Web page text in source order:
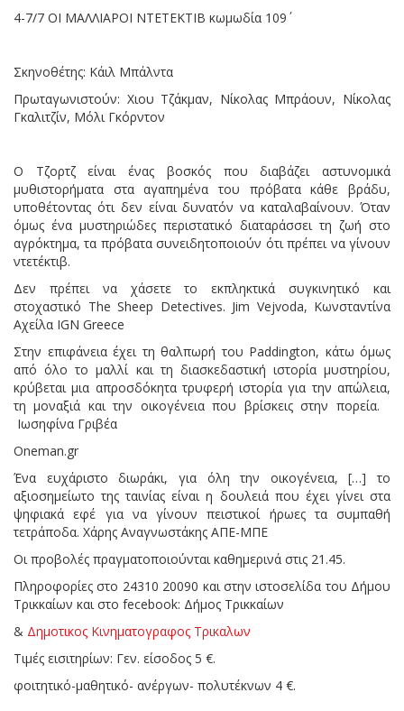
4-7/7 ΟΙ ΜΑΛΛΙΑΡΟΙ ΝΤΕΤΕΚΤΙΒ κωμωδία 109΄
Σκηνοθέτης: Κάιλ Μπάλντα
Πρωταγωνιστούν: Χιου Τζάκμαν, Νίκολας Μπράουν, Νίκολας
Γκαλιτζίν, Μόλι Γκόρντον
Ο Τζορτζ είναι ένας βοσκός που διαβάζει αστυνομικά
μυθιστορήματα στα αγαπημένα του πρόβατα κάθε βράδυ,
υποθέτοντας ότι δεν είναι δυνατόν να καταλαβαίνουν. Όταν
όμως ένα μυστηριώδες περιστατικό διαταράσσει τη ζωή στο
αγρόκτημα, τα πρόβατα συνειδητοποιούν ότι πρέπει να γίνουν
ντετέκτιβ.
Δεν πρέπει να χάσετε το εκπληκτικά συγκινητικό και
στοχαστικό The Sheep Detectives. Jim Vejvoda, Κωνσταντίνα
Αχείλα IGN Greece
Στην επιφάνεια έχει τη θαλπωρή του Paddington, κάτω όμως
από όλο το μαλλί και τη διασκεδαστική ιστορία μυστηρίου,
κρύβεται μια απροσδόκητα τρυφερή ιστορία για την απώλεια,
τη μοναξιά και την οικογένεια που βρίσκεις στην πορεία.
Ιωσηφίνα Γριβέα
Oneman.gr
Ένα ευχάριστο διωράκι, για όλη την οικογένεια, […] το
αξιοσημείωτο της ταινίας είναι η δουλειά που έχει γίνει στα
ψηφιακά εφέ για να γίνουν πειστικοί ήρωες τα συμπαθή
τετράποδα. Χάρης Αναγνωστάκης ΑΠΕ-ΜΠΕ
Οι προβολές πραγματοποιούνται καθημερινά στις 21.45.
Πληροφορίες στο 24310 20090 και στην ιστοσελίδα του Δήμου
Τρικκαίων και στο fecebook: Δήμος Τρικκαίων
& Δημοτικος Κινηματογραφος Τρικαλων
Τιμές εισιτηρίων: Γεν. είσοδος 5 €.
φοιτητικό-μαθητικό- ανέργων- πολυτέκνων 4 €.